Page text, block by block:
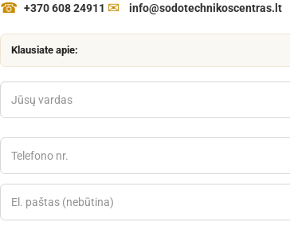
+370 608 24911 info@sodotechnikoscentras.lt
Klausiate apie: